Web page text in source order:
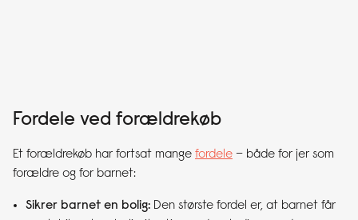
Fordele ved forældrekøb
Et forældrekøb har fortsat mange fordele – både for jer som
forældre og for barnet:
Sikrer barnet en bolig: Den største fordel er, at barnet får